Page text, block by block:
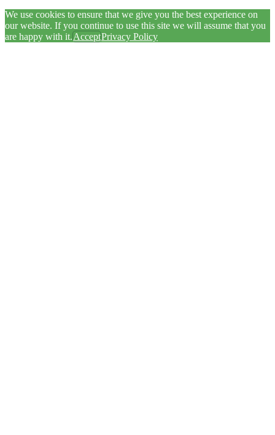
We use cookies to ensure that we give you the best experience on
our website. If you continue to use this site we will assume that you
are happy with it.AcceptPrivacy Policy